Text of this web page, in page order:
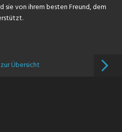
von ihrem besten Freund, dem
Übersicht